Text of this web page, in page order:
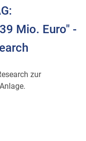
Mio. Euro" -
zur